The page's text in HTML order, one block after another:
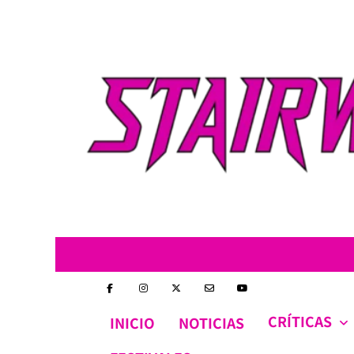
INICIO NOTICIAS CRÍTICAS